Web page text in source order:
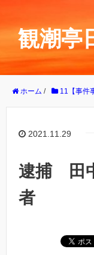
観潮亭
ホーム / 11【事件
2021.11.29
逮捕 田
者